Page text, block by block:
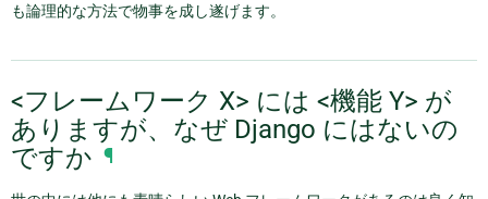
も論理的な方法で物事を成し遂げます。
<フレームワーク X> には <機能 Y> が
ありますが、なぜ Django にはないの
ですか ¶